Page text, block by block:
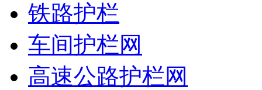
铁路护栏
车间护栏网
高速公路护栏网